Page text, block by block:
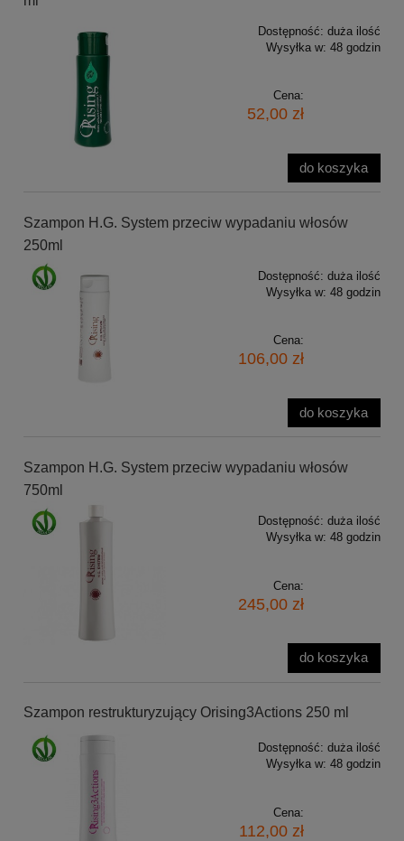
Dostępność: duża ilość
Wysyłka w: 48 godzin
Cena:
52,00 zł
do koszyka
Szampon H.G. System przeciw wypadaniu włosów
250ml
Dostępność: duża ilość
Wysyłka w: 48 godzin
Cena:
106,00 zł
do koszyka
Szampon H.G. System przeciw wypadaniu włosów
750ml
Dostępność: duża ilość
Wysyłka w: 48 godzin
Cena:
245,00 zł
do koszyka
Szampon restrukturyzujący Orising3Actions 250 ml
Dostępność: duża ilość
Wysyłka w: 48 godzin
Cena:
112,00 zł